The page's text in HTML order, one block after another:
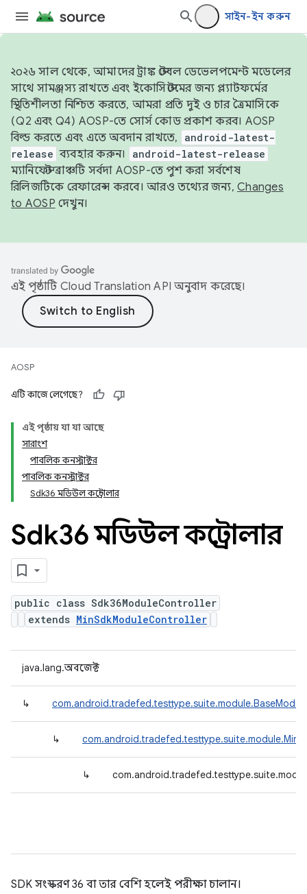
সাইন-ইন করুন
২০২৬ সাল থেকে, আমাদের ট্রাঙ্ক স্টেবল ডেভেলপমেন্ট মডেলের
সাথে সামঞ্জস্য রাখতে এবং ইকোসিস্টেমের জন্য প্ল্যাটফর্মের
স্থিতিশীলতা নিশ্চিত করতে, আমরা প্রতি দুই ও চার ত্রৈমাসিকে
(Q2 এবং Q4) AOSP-তে সোর্স কোড প্রকাশ করব। AOSP
বিল্ড করতে এবং এতে অবদান রাখতে,
android-latest-
release ব্যবহার করুন। android-latest-release
ম্যানিফেস্ট ব্রাঞ্চটি সর্বদা AOSP-তে পুশ করা সর্বশেষ
রিলিজটিকে রেফারেন্স করবে। আরও তথ্যের জন্য, Changes
to AOSP দেখুন।
এই পৃষ্ঠাটি Cloud Translation API অনুবাদ করেছে।
AOSP
এটি কাজে লেগেছে?
এই পৃষ্ঠায় যা যা আছে
সারাংশ
পাবলিক কনস্ট্রাক্টর
পাবলিক কনস্ট্রাক্টর
Sdk36 মডিউল কন্ট্রোলার
Sdk36 মডিউল কন্ট্রোলার
public class Sdk36ModuleController
extends MinSdkModuleController
java.lang.অবজেক্ট
↳
↳
↳
SDK সংস্করণ 36 বা তার বেশি হলেই পরীক্ষা চালান।